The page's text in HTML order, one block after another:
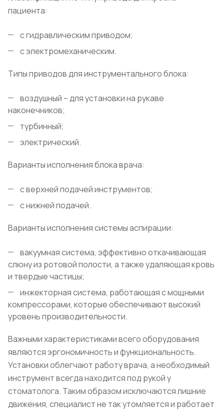
пациента:
с гидравлическим приводом;
с электромеханическим.
Типы приводов для инструментального блока:
воздушный – для установки на рукаве
наконечников;
турбинный;
электрический.
Варианты исполнения блока врача:
с верхней подачей инструментов;
с нижней подачей.
Варианты исполнения системы аспирации:
вакуумная система, эффективно откачивающая
слюну из ротовой полости, а также удаляющая кровь
и твердые частицы;
инжекторная система, работающая с мощными
компрессорами, которые обеспечивают высокий
уровень производительности.
Важными характеристиками всего оборудования
являются эргономичность и функциональность.
Установки облегчают работу врача, а необходимый
инструмент всегда находится под рукой у
стоматолога. Таким образом исключаются лишние
движения, специалист не так утомляется и работает